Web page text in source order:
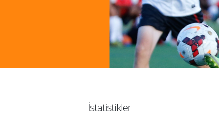
Öğrenci - İstanbul Üniversitesi
İstatistikler